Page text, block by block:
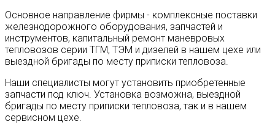
Основное направление фирмы - комплексные поставки
железнодорожного оборудования, запчастей и
инструментов, капитальный ремонт маневровых
тепловозов серии ТГМ, ТЭМ и дизелей в нашем цехе или
выездной бригады по месту приписки тепловоза.
Наши специалисты могут установить приобретенные
запчасти под ключ. Установка возможна, выездной
бригады по месту приписки тепловоза, так и в нашем
сервисном цехе.